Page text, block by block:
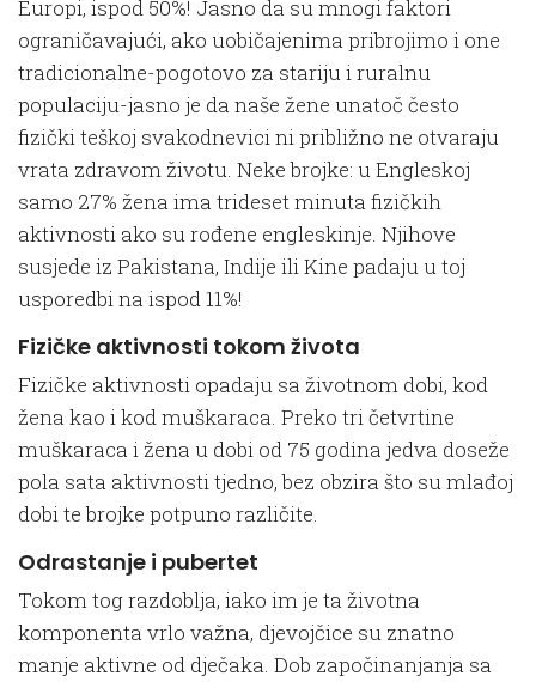
Europi, ispod 50%! Jasno da su mnogi faktori
ograničavajući, ako uobičajenima pribrojimo i one
tradicionalne-pogotovo za stariju i ruralnu
populaciju-jasno je da naše žene unatoč često
fizički teškoj svakodnevici ni približno ne otvaraju
vrata zdravom životu. Neke brojke: u Engleskoj
samo 27% žena ima trideset minuta fizičkih
aktivnosti ako su rođene engleskinje. Njihove
susjede iz Pakistana, Indije ili Kine padaju u toj
usporedbi na ispod 11%!
Fizičke aktivnosti tokom života
Fizičke aktivnosti opadaju sa životnom dobi, kod
žena kao i kod muškaraca. Preko tri četvrtine
muškaraca i žena u dobi od 75 godina jedva doseže
pola sata aktivnosti tjedno, bez obzira što su mlađoj
dobi te brojke potpuno različite.
Odrastanje i pubertet
Tokom tog razdoblja, iako im je ta životna
komponenta vrlo važna, djevojčice su znatno
manje aktivne od dječaka. Dob započinanjanja sa